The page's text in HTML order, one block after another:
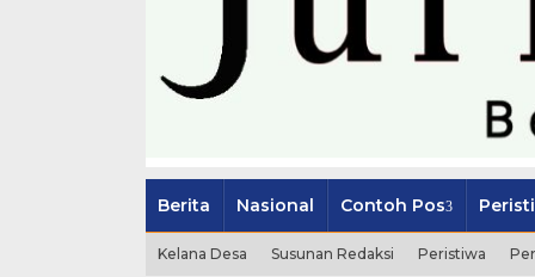
Berita Nasional Contoh Pos
Kelana Desa Susunan Redaksi Peristiwa